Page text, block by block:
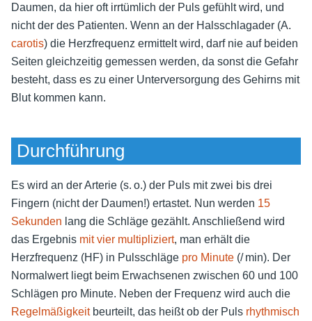
Daumen, da hier oft irrtümlich der Puls gefühlt wird, und
nicht der des Patienten. Wenn an der Halsschlagader (A.
carotis) die Herzfrequenz ermittelt wird, darf nie auf beiden
Seiten gleichzeitig gemessen werden, da sonst die Gefahr
besteht, dass es zu einer Unterversorgung des Gehirns mit
Blut kommen kann.
Durchführung
Es wird an der Arterie (s. o.) der Puls mit zwei bis drei
Fingern (nicht der Daumen!) ertastet. Nun werden 15
Sekunden lang die Schläge gezählt. Anschließend wird
das Ergebnis mit vier multipliziert, man erhält die
Herzfrequenz (HF) in Pulsschläge pro Minute (/ min). Der
Normalwert liegt beim Erwachsenen zwischen 60 und 100
Schlägen pro Minute. Neben der Frequenz wird auch die
Regelmäßigkeitbeurteilt, das heißt ob der Puls rhythmisch